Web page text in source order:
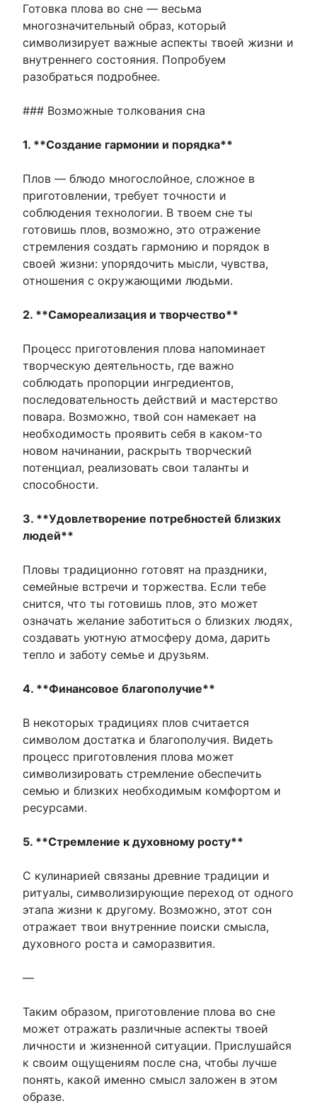
Готовка плова во сне — весьма
многозначительный образ, который
символизирует важные аспекты твоей жизни и
внутреннего состояния. Попробуем
разобраться подробнее.
### Возможные толкования сна
1. **Создание гармонии и порядка**
Плов — блюдо многослойное, сложное в
приготовлении, требует точности и
соблюдения технологии. В твоем сне ты
готовишь плов, возможно, это отражение
стремления создать гармонию и порядок в
своей жизни: упорядочить мысли, чувства,
отношения с окружающими людьми.
2. **Самореализация и творчество**
Процесс приготовления плова напоминает
творческую деятельность, где важно
соблюдать пропорции ингредиентов,
последовательность действий и мастерство
повара. Возможно, твой сон намекает на
необходимость проявить себя в каком-то
новом начинании, раскрыть творческий
потенциал, реализовать свои таланты и
способности.
3. **Удовлетворение потребностей близких
людей**
Пловы традиционно готовят на праздники,
семейные встречи и торжества. Если тебе
снится, что ты готовишь плов, это может
означать желание заботиться о близких людях,
создавать уютную атмосферу дома, дарить
тепло и заботу семье и друзьям.
4. **Финансовое благополучие**
В некоторых традициях плов считается
символом достатка и благополучия. Видеть
процесс приготовления плова может
символизировать стремление обеспечить
семью и близких необходимым комфортом и
ресурсами.
5. **Стремление к духовному росту**
С кулинарией связаны древние традиции и
ритуалы, символизирующие переход от одного
этапа жизни к другому. Возможно, этот сон
отражает твои внутренние поиски смысла,
духовного роста и саморазвития.
—
Таким образом, приготовление плова во сне
может отражать различные аспекты твоей
личности и жизненной ситуации. Прислушайся
к своим ощущениям после сна, чтобы лучше
понять, какой именно смысл заложен в этом
образе.